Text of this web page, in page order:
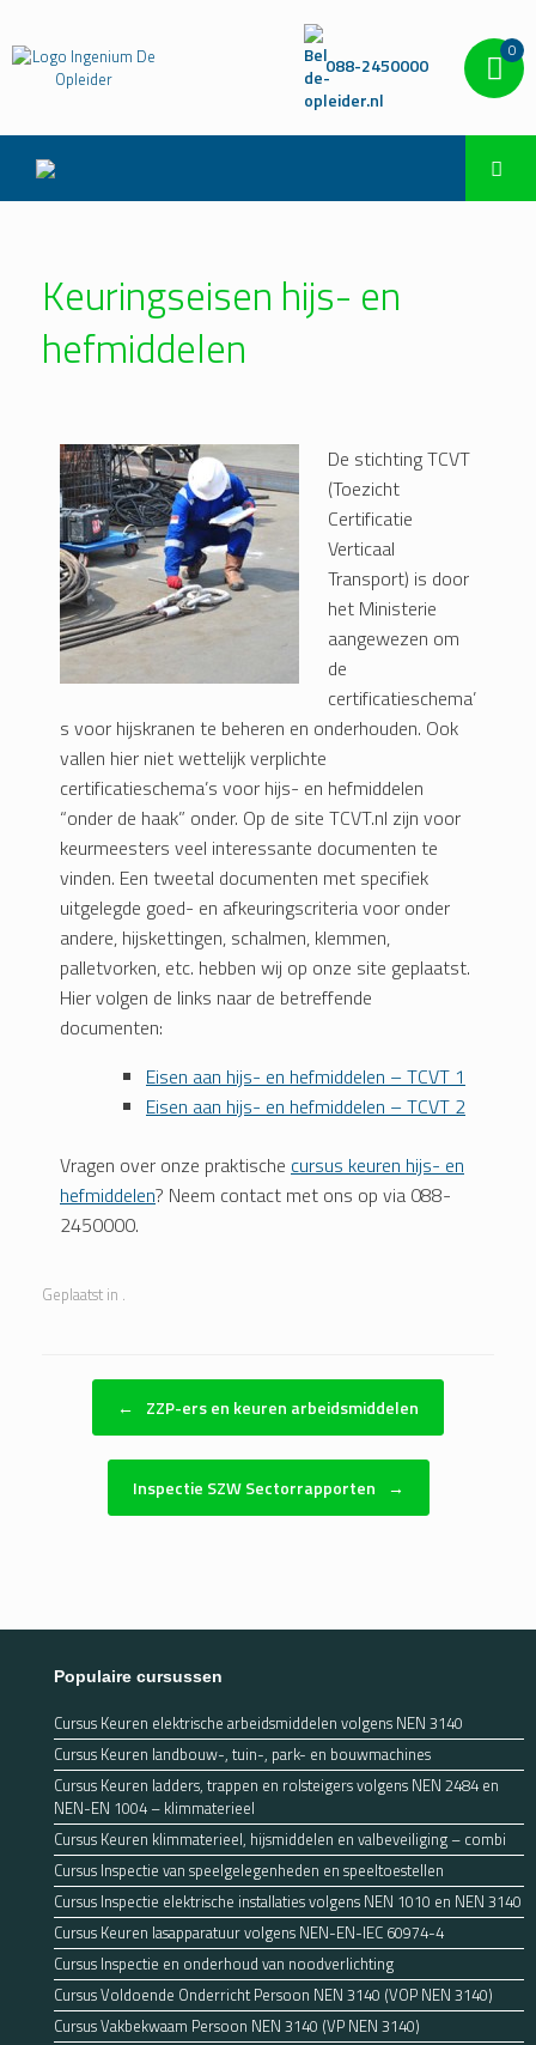
088-2450000
0
Keuringseisen hijs- en
hefmiddelen
De stichting TCVT
(Toezicht
Certificatie
Verticaal
Transport) is door
het Ministerie
aangewezen om
de
certificatieschema’
s voor hijskranen te beheren en onderhouden. Ook
vallen hier niet wettelijk verplichte
certificatieschema’s voor hijs- en hefmiddelen
“onder de haak” onder. Op de site TCVT.nl zijn voor
keurmeesters veel interessante documenten te
vinden. Een tweetal documenten met specifiek
uitgelegde goed- en afkeuringscriteria voor onder
andere, hijskettingen, schalmen, klemmen,
palletvorken, etc. hebben wij op onze site geplaatst.
Hier volgen de links naar de betreffende
documenten:
Eisen aan hijs- en hefmiddelen – TCVT 1
Eisen aan hijs- en hefmiddelen – TCVT 2
Vragen over onze praktische cursus keuren hijs- en
hefmiddelen? Neem contact met ons op via 088-
2450000.
Geplaatst in .
Bericht navigatie
← ZZP-ers en keuren arbeidsmiddelen
Inspectie SZW Sectorrapporten →
Populaire cursussen
Cursus Keuren elektrische arbeidsmiddelen volgens NEN 3140
Cursus Keuren landbouw-, tuin-, park- en bouwmachines
Cursus Keuren ladders, trappen en rolsteigers volgens NEN 2484 en
NEN-EN 1004 – klimmaterieel
Cursus Keuren klimmaterieel, hijsmiddelen en valbeveiliging – combi
Cursus Inspectie van speelgelegenheden en speeltoestellen
Cursus Inspectie elektrische installaties volgens NEN 1010 en NEN 3140
Cursus Keuren lasapparatuur volgens NEN-EN-IEC 60974-4
Cursus Inspectie en onderhoud van noodverlichting
Cursus Voldoende Onderricht Persoon NEN 3140 (VOP NEN 3140)
Cursus Vakbekwaam Persoon NEN 3140 (VP NEN 3140)